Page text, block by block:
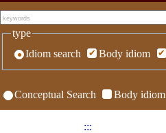
type
Idiom search
Body idiom
Conceptual Search Body idiom
:::